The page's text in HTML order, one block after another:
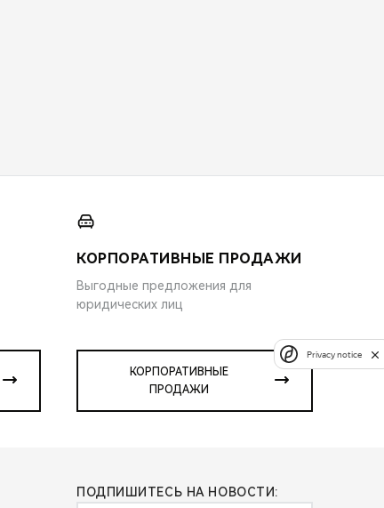
КОРПОРАТИВНЫЕ ПРОДАЖИ
Выгодные предложения для
юридических лиц
КОРПОРАТИВНЫЕ
ПРОДАЖИ
ПОДПИШИТЕСЬ НА НОВОСТИ:
Privacy notice